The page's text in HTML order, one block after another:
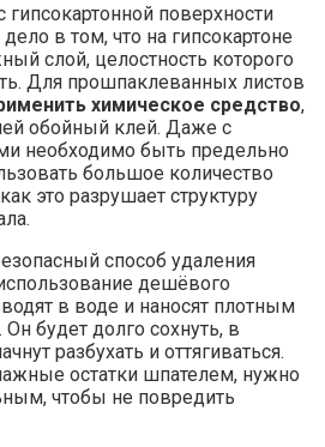
поверхности
в том, что на гипсокартоне
слой, целостность которого
Для прошпаклеванных листов
химическое средство,
обойный клей. Даже с
необходимо быть предельно
большое количество
это разрушает структуру
способ удаления
дешёвого
в воде и наносят плотным
будет долго сохнуть, в
разбухать и оттягиваться.
остатки шпателем, нужно
чтобы не повредить